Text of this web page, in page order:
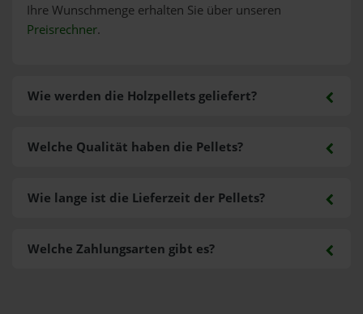
Ihre Wunschmenge erhalten Sie über unseren
Preisrechner.
Wie werden die Holzpellets geliefert?
Welche Zahlungsarten gibt es?
Welche Qualität haben die Pellets?
Wie lange ist die Lieferzeit der Pellets?